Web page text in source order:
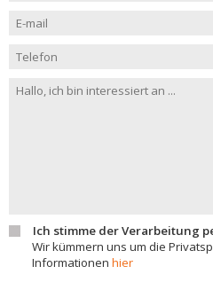
Ich stimme der Verarbeitung
Wir kümmern uns um die
Informationen hier